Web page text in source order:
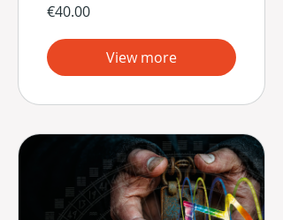
€40.00
View more